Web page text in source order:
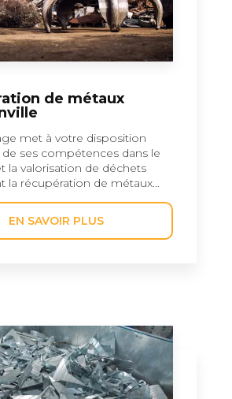
de métaux
met à votre disposition
ses compétences dans le
la valorisation de déchets
la récupération de métaux...
EN SAVOIR PLUS